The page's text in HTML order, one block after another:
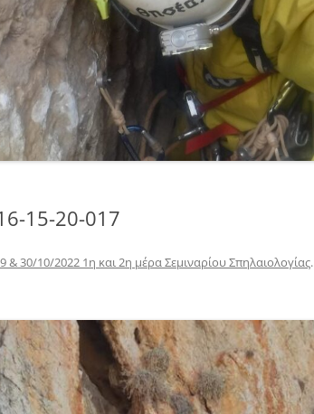
15-20-017
& 30/10/2022 1η και 2η μέρα Σεμιναρίου Σπηλαιολογίας.